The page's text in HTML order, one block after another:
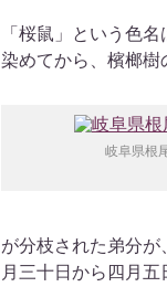
「桜鼠」という色
染めてから、檳榔樹
岐阜県根
が分枝された弟分
月三十日から四月